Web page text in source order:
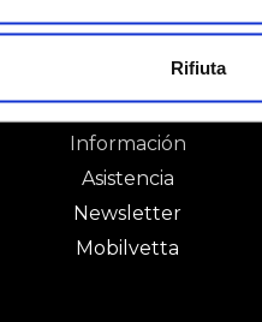
Rifiuta
Catálogo
Información
Asistencia
Newsletter
Mobilvetta